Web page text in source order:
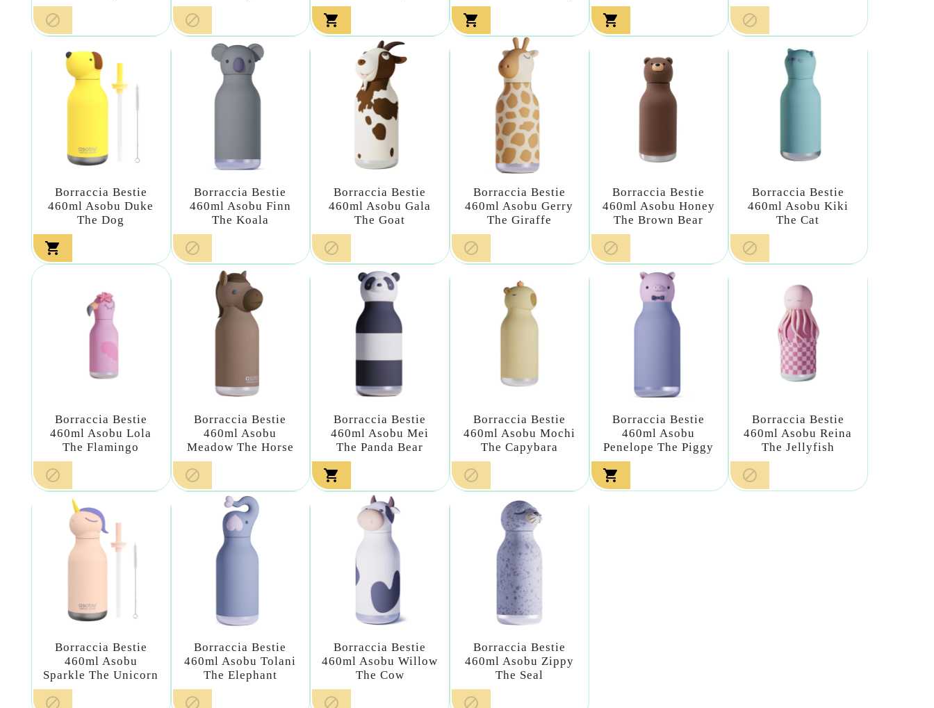
     
Borraccia Bestie
460ml Asobu Duke
The Dog

Borraccia Bestie
460ml Asobu Finn
The Koala

Borraccia Bestie
460ml Asobu Gala
The Goat

Borraccia Bestie
460ml Asobu Gerry
The Giraffe

Borraccia Bestie
460ml Asobu Honey
The Brown Bear

Borraccia Bestie
460ml Asobu Kiki
The Cat

Borraccia Bestie
460ml Asobu Lola
The Flamingo

Borraccia Bestie
460ml Asobu
Meadow The Horse

Borraccia Bestie
460ml Asobu Mei
The Panda Bear

Borraccia Bestie
460ml Asobu Mochi
The Capybara

Borraccia Bestie
460ml Asobu
Penelope The Piggy

Borraccia Bestie
460ml Asobu Reina
The Jellyfish

Borraccia Bestie
460ml Asobu
Sparkle The Unicorn

Borraccia Bestie
460ml Asobu Tolani
The Elephant

Borraccia Bestie
460ml Asobu Willow
The Cow

Borraccia Bestie
460ml Asobu Zippy
The Seal
